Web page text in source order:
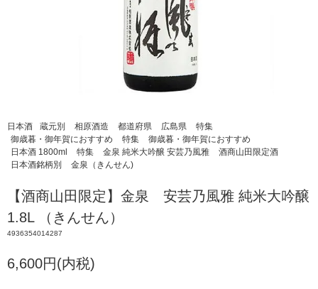
日本酒 蔵元別 相原酒造 都道府県 広島県
特集
御歳暮・御年賀におすすめ
特集
御歳暮・御年賀におすすめ
日本酒 1800ml
特集 金泉 純米大吟醸 安芸乃風雅
酒商山田限定酒
日本酒銘柄別
金泉（きんせん)
【酒商山田限定】金泉 安芸乃風雅 純米大吟醸
1.8L （きんせん）
4936354014287
6,600円(内税)